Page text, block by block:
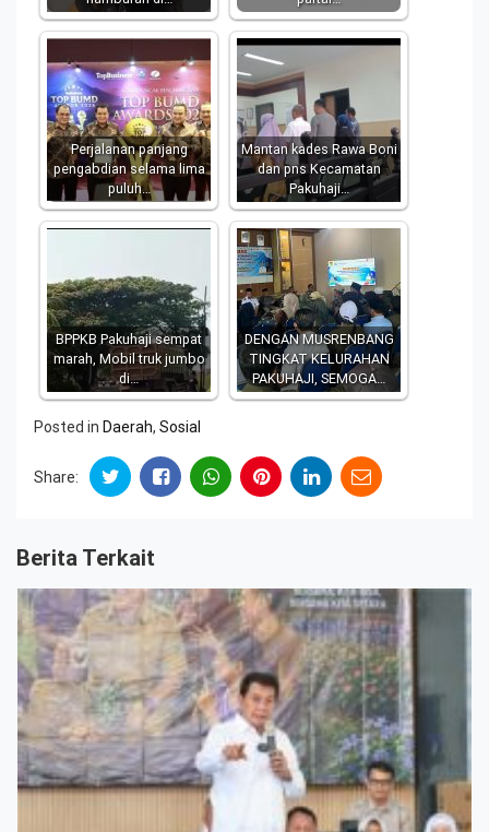
Perjalanan panjang
pengabdian selama lima
puluh…
Mantan kades Rawa Boni
dan pns Kecamatan
Pakuhaji…
BPPKB Pakuhaji sempat
marah, Mobil truk jumbo
di…
DENGAN MUSRENBANG
TINGKAT KELURAHAN
PAKUHAJI, SEMOGA…
Posted in Daerah, Sosial
Share:
Berita Terkait